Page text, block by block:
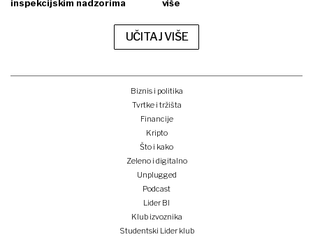
inspekcijskim nadzorima
više
UČITAJ VIŠE
Biznis i politika
Tvrtke i tržišta
Financije
Kripto
Što i kako
Zeleno i digitalno
Unplugged
Podcast
Lider BI
Klub izvoznika
Studentski Lider klub